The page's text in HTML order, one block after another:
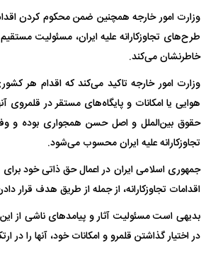
وزارت امور خارجه همچنین ضمن محکوم کردن
طرح‌های تجاوزکارانه علیه ایران، مسئولیت
خاطرنشان می‌کند.
وزارت امور خارجه تاکید می‌کند که اقدام هر
هوایی یا امکانات و پایگاه‌های مستقر در قلمروی
تجاوزکارانه علیه ایران محسوب می‌شود.
جمهوری اسلامی ایران در اعمال حق ذاتی خود
اقدامات تجاوزکارانه، از جمله از طریق هدف قرار
بدیهی است مسئولیت آثار و پیامد‌های ناشی از
در اختیار گذاشتن قلمرو و امکانات خود، آنها را در